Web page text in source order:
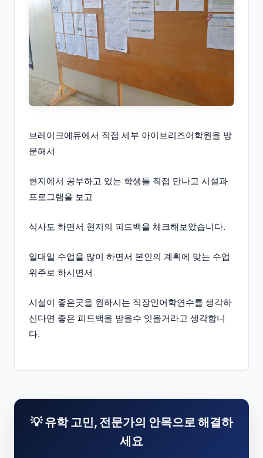
브레이크에듀에서 직접 세부 아이브리즈어학원을 방
문해서
현지에서 공부하고 있는 학생들 직접 만나고 시설과
프로그램을 보고
식사도 하면서 현지의 피드백을 체크해보았습니다.
일대일 수업을 많이 하면서 본인의 계획에 맞는 수업
위주로 하시면서
시설이 좋은곳을 원하시는 직장인어학연수를 생각하
신다면 좋은 피드백을 받을수 잇을거라고 생각합니
다.
💡 유학 고민, 전문가의 안목으로 해결하
세요